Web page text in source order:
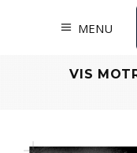
MENU
VIS